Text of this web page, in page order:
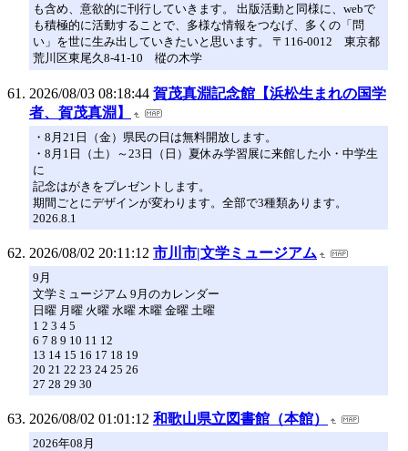
も含め、意欲的に刊行していきます。 出版活動と同様に、webで
も積極的に活動することで、多様な情報をつなげ、多くの「問
い」を世に生み出していきたいと思います。 〒116-0012 東京都
荒川区東尾久8-41-10 樅の木学
2026/08/03 08:18:44 賀茂真淵記念館【浜松生まれの国学
者、賀茂真淵】
・8月21日（金）県民の日は無料開放します。
・8月1日（土）～23日（日）夏休み学習展に来館した小・中学生
に
記念はがきをプレゼントします。
期間ごとにデザインが変わります。全部で3種類あります。
2026.8.1
2026/08/02 20:11:12 市川市|文学ミュージアム
9月
文学ミュージアム 9月のカレンダー
日曜 月曜 火曜 水曜 木曜 金曜 土曜
1 2 3 4 5
6 7 8 9 10 11 12
13 14 15 16 17 18 19
20 21 22 23 24 25 26
27 28 29 30
2026/08/02 01:01:12 和歌山県立図書館（本館）
2026年08月